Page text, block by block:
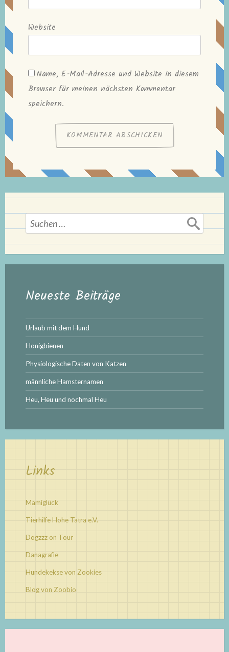
Website
Name, E-Mail-Adresse und Website in diesem
Browser für meinen nächsten Kommentar
speichern.
Suchen
nach:
Neueste Beiträge
Urlaub mit dem Hund
Honigbienen
Physiologische Daten von Katzen
männliche Hamsternamen
Heu, Heu und nochmal Heu
Links
Mamiglück
Tierhilfe Hohe Tatra e.V.
Dogzzz on Tour
Danagrafie
Hundekekse von Zookies
Blog von Zoobio